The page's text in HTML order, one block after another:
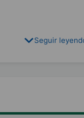
Seguir